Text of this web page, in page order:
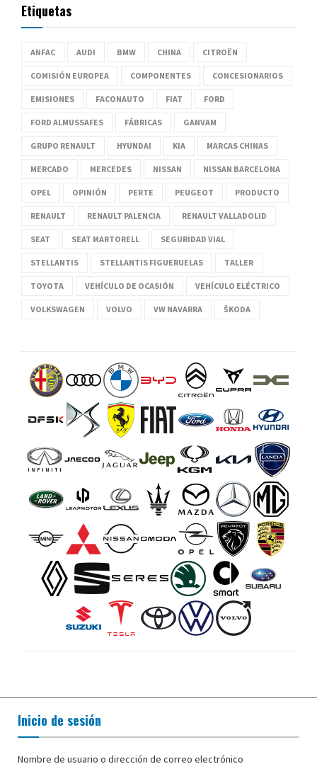
Etiquetas
ANFAC AUDI BMW CHINA CITROËN
COMISIÓN EUROPEA COMPONENTES CONCESIONARIOS
EMISIONES FACONAUTO FIAT FORD
FORD ALMUSSAFES FÁBRICAS GANVAM
GRUPO RENAULT HYUNDAI KIA MARCAS CHINAS
MERCADO MERCEDES NISSAN NISSAN BARCELONA
OPEL OPINIÓN PERTE PEUGEOT PRODUCTO
RENAULT RENAULT PALENCIA RENAULT VALLADOLID
SEAT SEAT MARTORELL SEGURIDAD VIAL
STELLANTIS STELLANTIS FIGUERUELAS TALLER
TOYOTA VEHÍCULO DE OCASIÓN VEHÍCULO ELÉCTRICO
VOLKSWAGEN VOLVO VW NAVARRA ŠKODA
Inicio de sesión
Nombre de usuario o dirección de correo electrónico